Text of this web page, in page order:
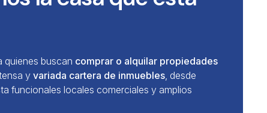
quienes buscan comprar o alquilar propiedades
yvariada cartera de inmuebles, desde
funcionales locales comerciales y amplios